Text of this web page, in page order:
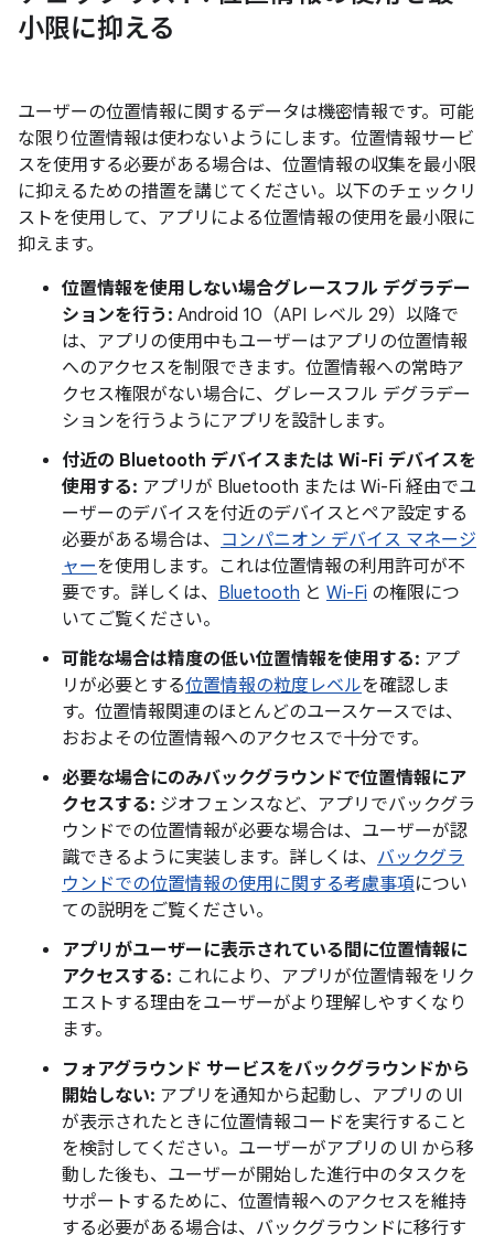
小限に抑える
ユーザーの位置情報に関するデータは機密情報です。可能
な限り位置情報は使わないようにします。位置情報サービ
スを使用する必要がある場合は、位置情報の収集を最小限
に抑えるための措置を講じてください。以下のチェックリ
ストを使用して、アプリによる位置情報の使用を最小限に
抑えます。
位置情報を使用しない場合グレースフル デグラデー
ションを行う: Android 10（API レベル 29）以降で
は、アプリの使用中もユーザーはアプリの位置情報
へのアクセスを制限できます。位置情報への常時ア
クセス権限がない場合に、グレースフル デグラデー
ションを行うようにアプリを設計します。
付近の Bluetooth デバイスまたは Wi-Fi デバイスを
使用する: アプリが Bluetooth または Wi-Fi 経由でユ
ーザーのデバイスを付近のデバイスとペア設定する
必要がある場合は、 コンパニオン デバイス マネージ
ャーを使用します。これは位置情報の利用許可が不
要です。詳しくは、 Bluetooth と Wi-Fi の権限につ
いてご覧ください。
可能な場合は精度の低い位置情報を使用する: アプ
リが必要とする位置情報の粒度レベルを確認しま
す。位置情報関連のほとんどのユースケースでは、
おおよその位置情報へのアクセスで十分です。
必要な場合にのみバックグラウンドで位置情報にア
クセスする: ジオフェンスなど、アプリでバックグラ
ウンドでの位置情報が必要な場合は、ユーザーが認
識できるように実装します。詳しくは、 バックグラ
ウンドでの位置情報の使用に関する考慮事項につい
ての説明をご覧ください。
アプリがユーザーに表示されている間に位置情報に
アクセスする: これにより、アプリが位置情報をリク
エストする理由をユーザーがより理解しやすくなり
ます。
フォアグラウンド サービスをバックグラウンドから
開始しない: アプリを通知から起動し、アプリの UI
が表示されたときに位置情報コードを実行すること
を検討してください。ユーザーがアプリの UI から移
動した後も、ユーザーが開始した進行中のタスクを
サポートするために、位置情報へのアクセスを維持
する必要がある場合は、バックグラウンドに移行す